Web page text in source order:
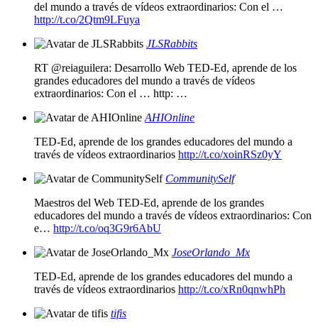
del mundo a través de vídeos extraordinarios: Con el …
http://t.co/2Qtm9LFuya
JLSRabbits
RT @reiaguilera: Desarrollo Web TED-Ed, aprende de los
grandes educadores del mundo a través de vídeos
extraordinarios: Con el … http: …
AHIOnline
TED-Ed, aprende de los grandes educadores del mundo a
través de vídeos extraordinarios http://t.co/xoinRSz0yY
CommunitySelf
Maestros del Web TED-Ed, aprende de los grandes
educadores del mundo a través de vídeos extraordinarios: Con
e… http://t.co/oq3G9r6AbU
JoseOrlando_Mx
TED-Ed, aprende de los grandes educadores del mundo a
través de vídeos extraordinarios http://t.co/xRn0qnwhPh
tifis